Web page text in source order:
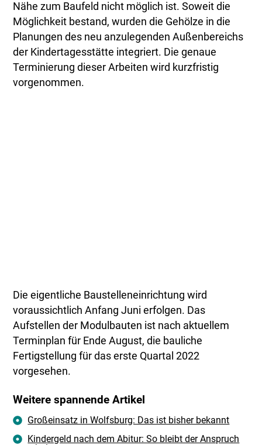
Nähe zum Baufeld nicht möglich ist. Soweit die
Möglichkeit bestand, wurden die Gehölze in die
Planungen des neu anzulegenden Außenbereichs
der Kindertagesstätte integriert. Die genaue
Terminierung dieser Arbeiten wird kurzfristig
vorgenommen.
Die eigentliche Baustelleneinrichtung wird
voraussichtlich Anfang Juni erfolgen. Das
Aufstellen der Modulbauten ist nach aktuellem
Terminplan für Ende August, die bauliche
Fertigstellung für das erste Quartal 2022
vorgesehen.
Weitere spannende Artikel
Großeinsatz in Wolfsburg: Das ist bisher bekannt
Kindergeld nach dem Abitur: So bleibt der Anspruch